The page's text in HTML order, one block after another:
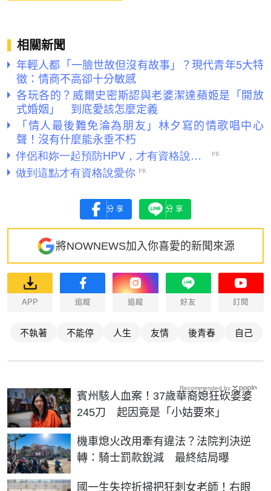
相關新聞
年輕人都「一臉世故但沒有故事」？現代青年5大特
徵：情商不高卻十分敏感
各玩各的？威爾史密斯認與老婆潔達蘋姬是「開放
式婚姻」 到底愛該怎麼定義
「情人最後難免淪為朋友」林夕寫的情歌唱中心
聲！沒有什麼能永垂不朽
分享 分享
將NOWNEWS加入你喜愛的新聞來源
APP 追蹤 追蹤 好友 訂閱
不執著 不能停 人生 友情 後青春 自己
賓州駭人血案！37歲華裔媳狂砍婆婆
245刀 起因竟是「小姑要來」
機車熄火改用牽有違法？法院判決逆
轉：騎士罰款銳減 最終結局曝
國一生失控折掃把狂刺女老師！右眼
Recommended by